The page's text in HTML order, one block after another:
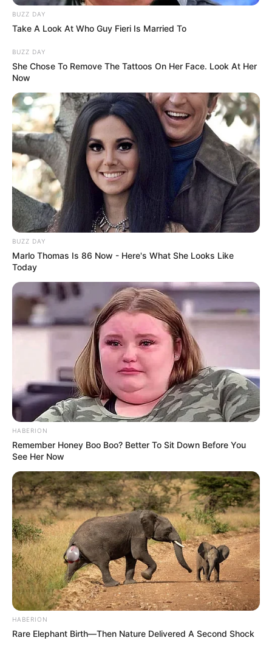
Das Wissen, das die Bauern schon seit Jahrtausenden
bei der Tier- und Pflanzenzucht anwenden, hatte
Charles Darwin 1858 der universitären Welt gelehrt. Die
mussten die Abstammungslehre ja endlich auch mal
lernen.
weitere Kalauer
Quermania folgen: Impressum & Kontakt
Smartphone Startseite
Suchen:
Auf einigen Seiten dieses Projektes sind Affiliate-
Angebote integriert. Wenn etwas darüber gebucht oder
gekauft wird, ist das eine Unterstützung, ohne dass sich
dadurch der Preis ändert.
BUZZ DAY
Take A Look At Who Guy Fieri Is Married To
BUZZ DAY
She Chose To Remove The Tattoos On Her Face. Look At Her
Now
BUZZ DAY
Marlo Thomas Is 86 Now - Here's What She Looks Like
Today
HABERION
Remember Honey Boo Boo? Better To Sit Down Before You
See Her Now
HABERION
Rare Elephant Birth—Then Nature Delivered A Second Shock